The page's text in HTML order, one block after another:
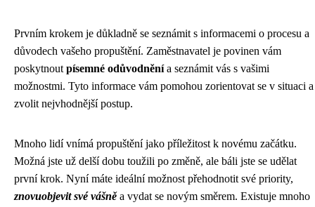
Prvním krokem je důkladně se seznámit s informacemi o procesu a
důvodech vašeho propuštění. Zaměstnavatel je povinen vám
poskytnout písemné odůvodněnía seznámit vás s vašimi
možnostmi. Tyto informace vám pomohou zorientovat se v situaci a
zvolit nejvhodnější postup.
Mnoho lidí vnímá propuštění jako příležitost k novému začátku.
Možná jste už delší dobu toužili po změně, ale báli jste se udělat
první krok. Nyní máte ideální možnost přehodnotit své priority,
znovuobjevit své vášněa vydat se novým směrem. Existuje mnoho